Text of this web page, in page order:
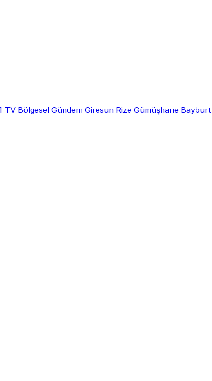
TV Bölgesel Gündem Giresun Rize Gümüşhane Bayburt